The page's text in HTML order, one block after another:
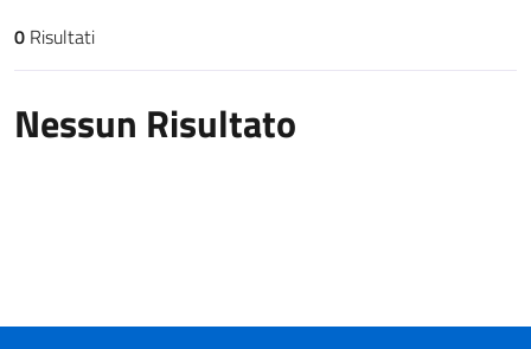
Risultati di ricerca
0 Risultati
Nessun Risultato